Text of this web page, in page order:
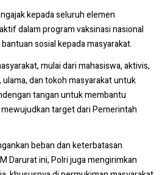
kepada seluruh elemen
dalam program vaksinasi nasional
sosial kepada masyarakat.
mulai dari mahasiswa, aktivis,
ulama, dan tokoh masyarakat untuk
tangan untuk membantu
target dari Pemerintah
beban dan keterbatasan
Darurat ini, Polri juga mengirimkan